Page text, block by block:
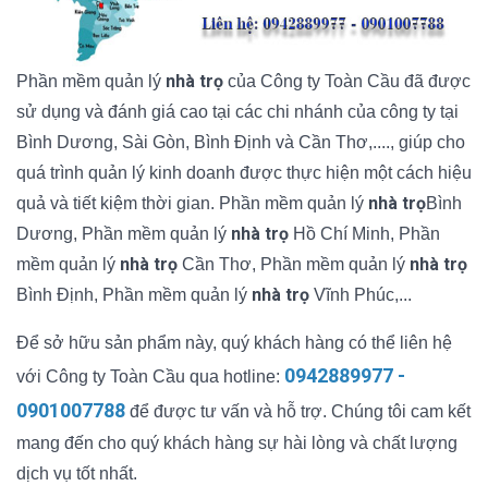
Phần mềm quản lý nhà trọ của Công ty Toàn Cầu đã được
sử dụng và đánh giá cao tại các chi nhánh của công ty tại
Bình Dương, Sài Gòn, Bình Định và Cần Thơ,...., giúp cho
quá trình quản lý kinh doanh được thực hiện một cách hiệu
quả và tiết kiệm thời gian. Phần mềm quản lý nhà trọBình
Dương, Phần mềm quản lý nhà trọ Hồ Chí Minh, Phần
mềm quản lý nhà trọ Cần Thơ, Phần mềm quản lý nhà trọ
Bình Định, Phần mềm quản lý nhà trọ Vĩnh Phúc,...
Để sở hữu sản phẩm này, quý khách hàng có thể liên hệ
với Công ty Toàn Cầu qua hotline: 0942889977 -
0901007788 để được tư vấn và hỗ trợ. Chúng tôi cam kết
mang đến cho quý khách hàng sự hài lòng và chất lượng
dịch vụ tốt nhất.